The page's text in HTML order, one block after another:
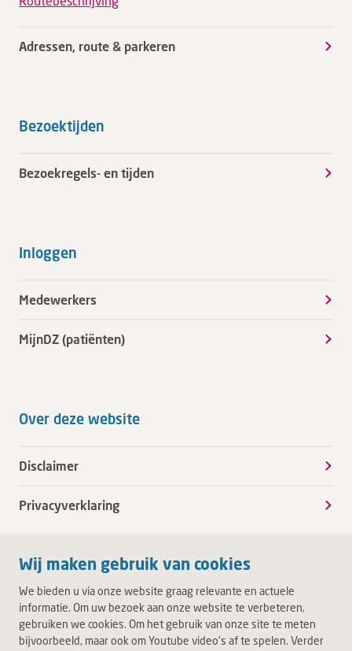
Wij maken gebruik van cookies
We bieden u via onze website graag relevante en actuele
informatie. Om uw bezoek aan onze website te verbeteren,
gebruiken we cookies. Om het gebruik van onze site te meten
bijvoorbeeld, maar ook om Youtube video's af te spelen. Verder
Adressen, route & parkeren
Bezoektijden
Bezoekregels- en tijden
Inloggen
Medewerkers
MijnDZ (patiënten)
Over deze website
Disclaimer
Privacyverklaring